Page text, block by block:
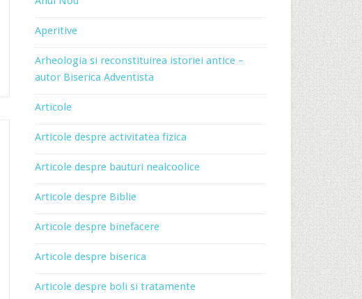
Aperitive
Arheologia si reconstituirea istoriei antice –
autor Biserica Adventista
Articole
Articole despre activitatea fizica
Articole despre bauturi nealcoolice
Articole despre Biblie
Articole despre binefacere
Articole despre biserica
Articole despre boli si tratamente